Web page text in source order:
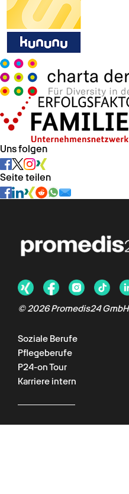
Uns folgen
Seite teilen
© 2026 Promedis24 GmbH
Soziale Berufe
Pflegeberufe
P24-on Tour
Karriere intern
Für Kunden
Chat verfügbar